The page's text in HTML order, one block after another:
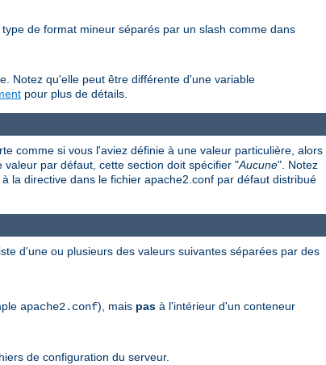
de format mineur séparés par un slash comme dans
Notez qu'elle peut être différente d'une variable
pour plus de détails.
comme si vous l'aviez définie à une valeur particulière, alors
par défaut, cette section doit spécifier "Aucune". Notez
la directive dans le fichier apache2.conf par défaut distribué
d'une ou plusieurs des valeurs suivantes séparées par des
apache2.conf), mais pas à l'intérieur d'un conteneur
de configuration du serveur.